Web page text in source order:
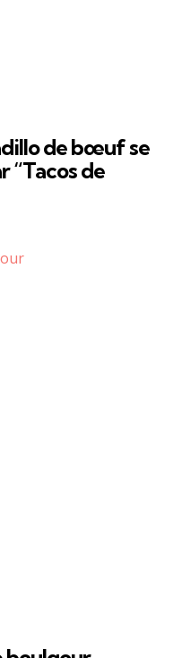
de bœuf se
“Tacos de